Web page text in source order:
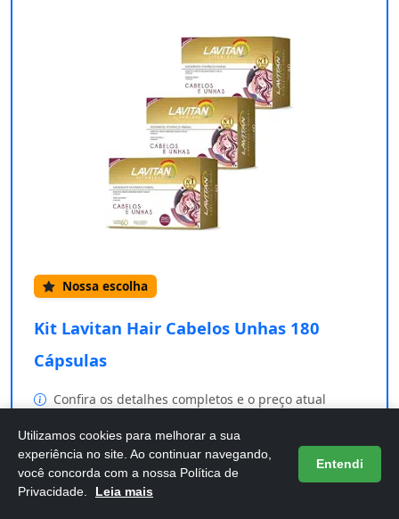
Nossa escolha
Kit Lavitan Hair Cabelos Unhas 180
Cápsulas
Confira os detalhes completos e o preço atual
Comprar na Amazon
Utilizamos cookies para melhorar a sua
experiência no site. Ao continuar navegando,
você concorda com a nossa Política de
Privacidade.
Leia mais
Entendi